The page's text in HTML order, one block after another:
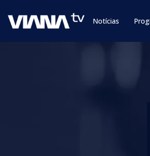
Notícias